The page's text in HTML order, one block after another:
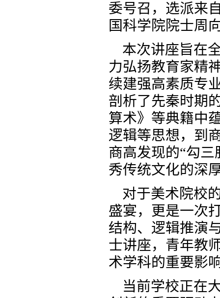
委号召，选派来
国科学院院士周
本次讲座旨在
力弘扬教育家精
续建强高素质专
剖析了先秦时期
算术》等典籍中
逻辑等思想，到
商高发现的“勾
秀传统文化的深
对于美术院校
盛宴，更是一次
结构、逻辑推演
士讲座，青年教
术学科的重要影
当前学校正在